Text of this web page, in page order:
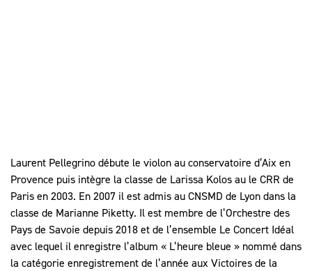
Laurent Pellegrino débute le violon au conservatoire d’Aix en
Provence puis intègre la classe de Larissa Kolos au le CRR de
Paris en 2003. En 2007 il est admis au CNSMD de Lyon dans la
classe de Marianne Piketty. Il est membre de l’Orchestre des
Pays de Savoie depuis 2018 et de l’ensemble Le Concert Idéal
avec lequel il enregistre l’album « L’heure bleue » nommé dans
la catégorie enregistrement de l’année aux Victoires de la